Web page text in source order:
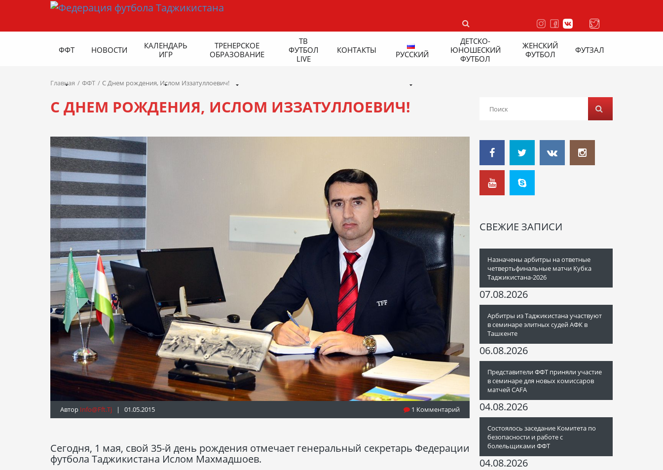
ФФТ НОВОСТИ
КАЛЕНДАРЬ
ИГР
ТРЕНЕРСКОЕ
ОБРАЗОВАНИЕ
ТВ
ФУТБОЛ
LIVE
КОНТАКТЫ РУССКИЙ
ДЕТСКО-
ЮНОШЕСКИЙ
ФУТБОЛ
ЖЕНСКИЙ
ФУТБОЛ
ФУТЗАЛ
Главная ФФТ С Днем рождения, Ислом Иззатуллоевич!
С ДНЕМ РОЖДЕНИЯ, ИСЛОМ ИЗЗАТУЛЛОЕВИЧ!
Автор Info@fft.tj | 01.05.2015 1 Комментарий
Сегодня, 1 мая, свой 35-й день рождения отмечает генеральный секретарь Федерации
футбола Таджикистана Ислом Махмадшоев.
СВЕЖИЕ ЗАПИСИ
Назначены арбитры на ответные
четвертьфинальные матчи Кубка
Таджикистана-2026
07.08.2026
Арбитры из Таджикистана участвуют
в семинаре элитных судей АФК в
Ташкенте
06.08.2026
Представители ФФТ приняли участие
в семинаре для новых комиссаров
матчей CAFA
04.08.2026
Состоялось заседание Комитета по
безопасности и работе с
болельщиками ФФТ
04.08.2026